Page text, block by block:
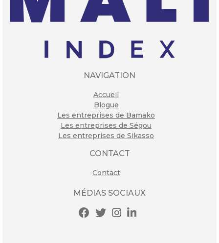
NAVIGATION
Accueil
Blogue
Les entreprises de Bamako
Les entreprises de Ségou
Les entreprises de Sikasso
CONTACT
Contact
MÉDIAS SOCIAUX